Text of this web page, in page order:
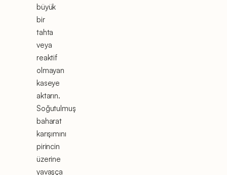
büyük
bir
tahta
veya
reaktif
olmayan
kaseye
aktarın.
Soğutulmuş
baharat
karışımını
pirincin
üzerine
yavaşça